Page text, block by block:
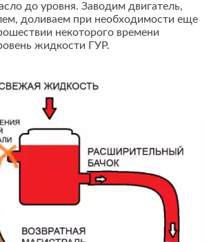
до уровня. Заводим двигатель,
доливаем при необходимости еще
некоторого времени
жидкости ГУР.